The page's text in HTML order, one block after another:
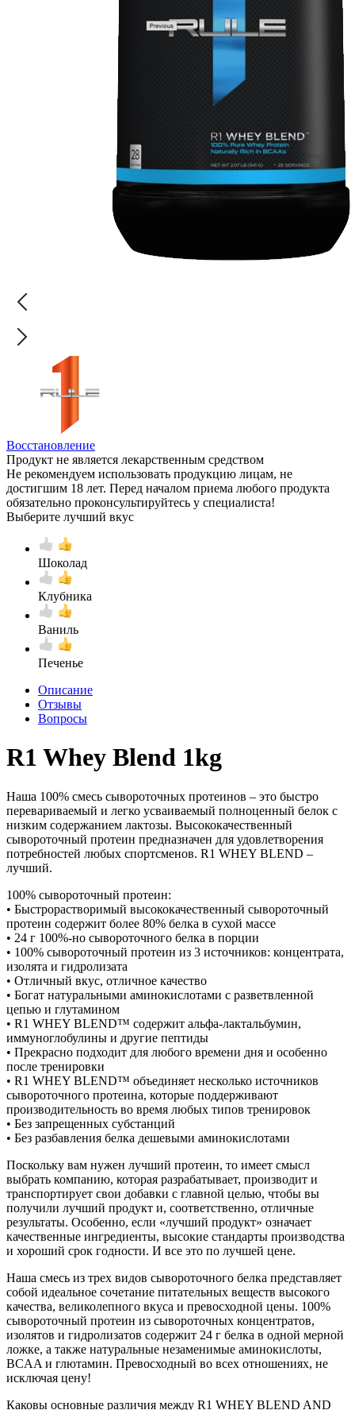
Восстановление
Продукт не является лекарственным средством
Не рекомендуем использовать продукцию лицам, не
достигшим 18 лет. Перед началом приема любого продукта
обязательно проконсультируйтесь у специалиста!
Выберите лучший вкус
Шоколад
Клубника
Ваниль
Печенье
Описание
Отзывы
Вопросы
R1 Whey Blend 1kg
Наша 100% смесь сывороточных протеинов – это быстро
перевариваемый и легко усваиваемый полноценный белок с
низким содержанием лактозы. Высококачественный
сывороточный протеин предназначен для удовлетворения
потребностей любых спортсменов. R1 WHEY BLEND –
лучший.
100% сывороточный протеин:
• Быстрорастворимый высококачественный сывороточный
протеин содержит более 80% белка в сухой массе
• 24 г 100%-но сывороточного белка в порции
• 100% сывороточный протеин из 3 источников: концентрата,
изолята и гидролизата
• Отличный вкус, отличное качество
• Богат натуральными аминокислотами с разветвленной
цепью и глутамином
• R1 WHEY BLEND™ содержит альфа-лактальбумин,
иммуноглобулины и другие пептиды
• Прекрасно подходит для любого времени дня и особенно
после тренировки
• R1 WHEY BLEND™ объединяет несколько источников
сывороточного протеина, которые поддерживают
производительность во время любых типов тренировок
• Без запрещенных субстанций
• Без разбавления белка дешевыми аминокислотами
Поскольку вам нужен лучший протеин, то имеет смысл
выбрать компанию, которая разрабатывает, производит и
транспортирует свои добавки с главной целью, чтобы вы
получили лучший продукт и, соответственно, отличные
результаты. Особенно, если «лучший продукт» означает
качественные ингредиенты, высокие стандарты производства
и хороший срок годности. И все это по лучшей цене.
Наша смесь из трех видов сывороточного белка представляет
собой идеальное сочетание питательных веществ высокого
качества, великолепного вкуса и превосходной цены. 100%
сывороточный протеин из сывороточных концентратов,
изолятов и гидролизатов содержит 24 г белка в одной мерной
ложке, а также натуральные незаменимые аминокислоты,
BCAA и глютамин. Превосходный во всех отношениях, не
исключая цену!
Каковы основные различия между R1 WHEY BLEND AND